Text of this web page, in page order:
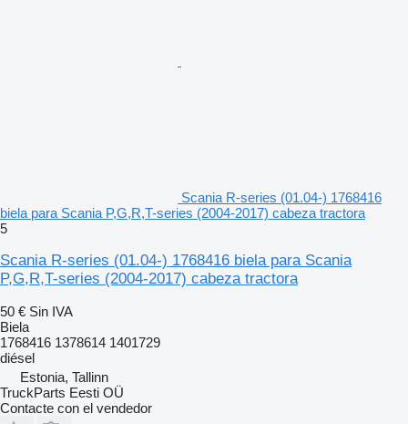
Scania R-series (01.04-) 1768416
biela para Scania P,G,R,T-series (2004-2017) cabeza tractora
5
Scania R-series (01.04-) 1768416 biela para Scania
P,G,R,T-series (2004-2017) cabeza tractora
50 € Sin IVA
Biela
1768416 1378614 1401729
diésel
Estonia, Tallinn
TruckParts Eesti OÜ
Contacte con el vendedor